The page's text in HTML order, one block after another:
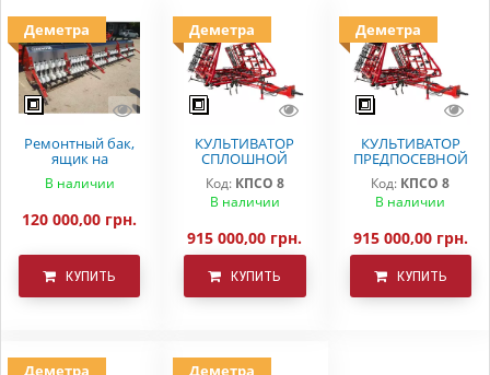
Деметра
Ремонтный бак,
ящик на
вариаторную
сеялку СЗ 5.4
В наличии
120 000,00 грн.
КУПИТЬ
Деметра
КУЛЬТИВАТОР
СПЛОШНОЙ
ОБРАБОТКИ
ДЕМЕТРА КПСО-8
Код: КПСО 8
В наличии
915 000,00 грн.
КУПИТЬ
Деметра
КУЛЬТИВАТОР
ПРЕДПОСЕВНОЙ
ОБРАБОТКИ
КПСО-8 ДЕМЕТРА
Код: КПСО 8
В наличии
915 000,00 грн.
КУПИТЬ
Деметра Деметра